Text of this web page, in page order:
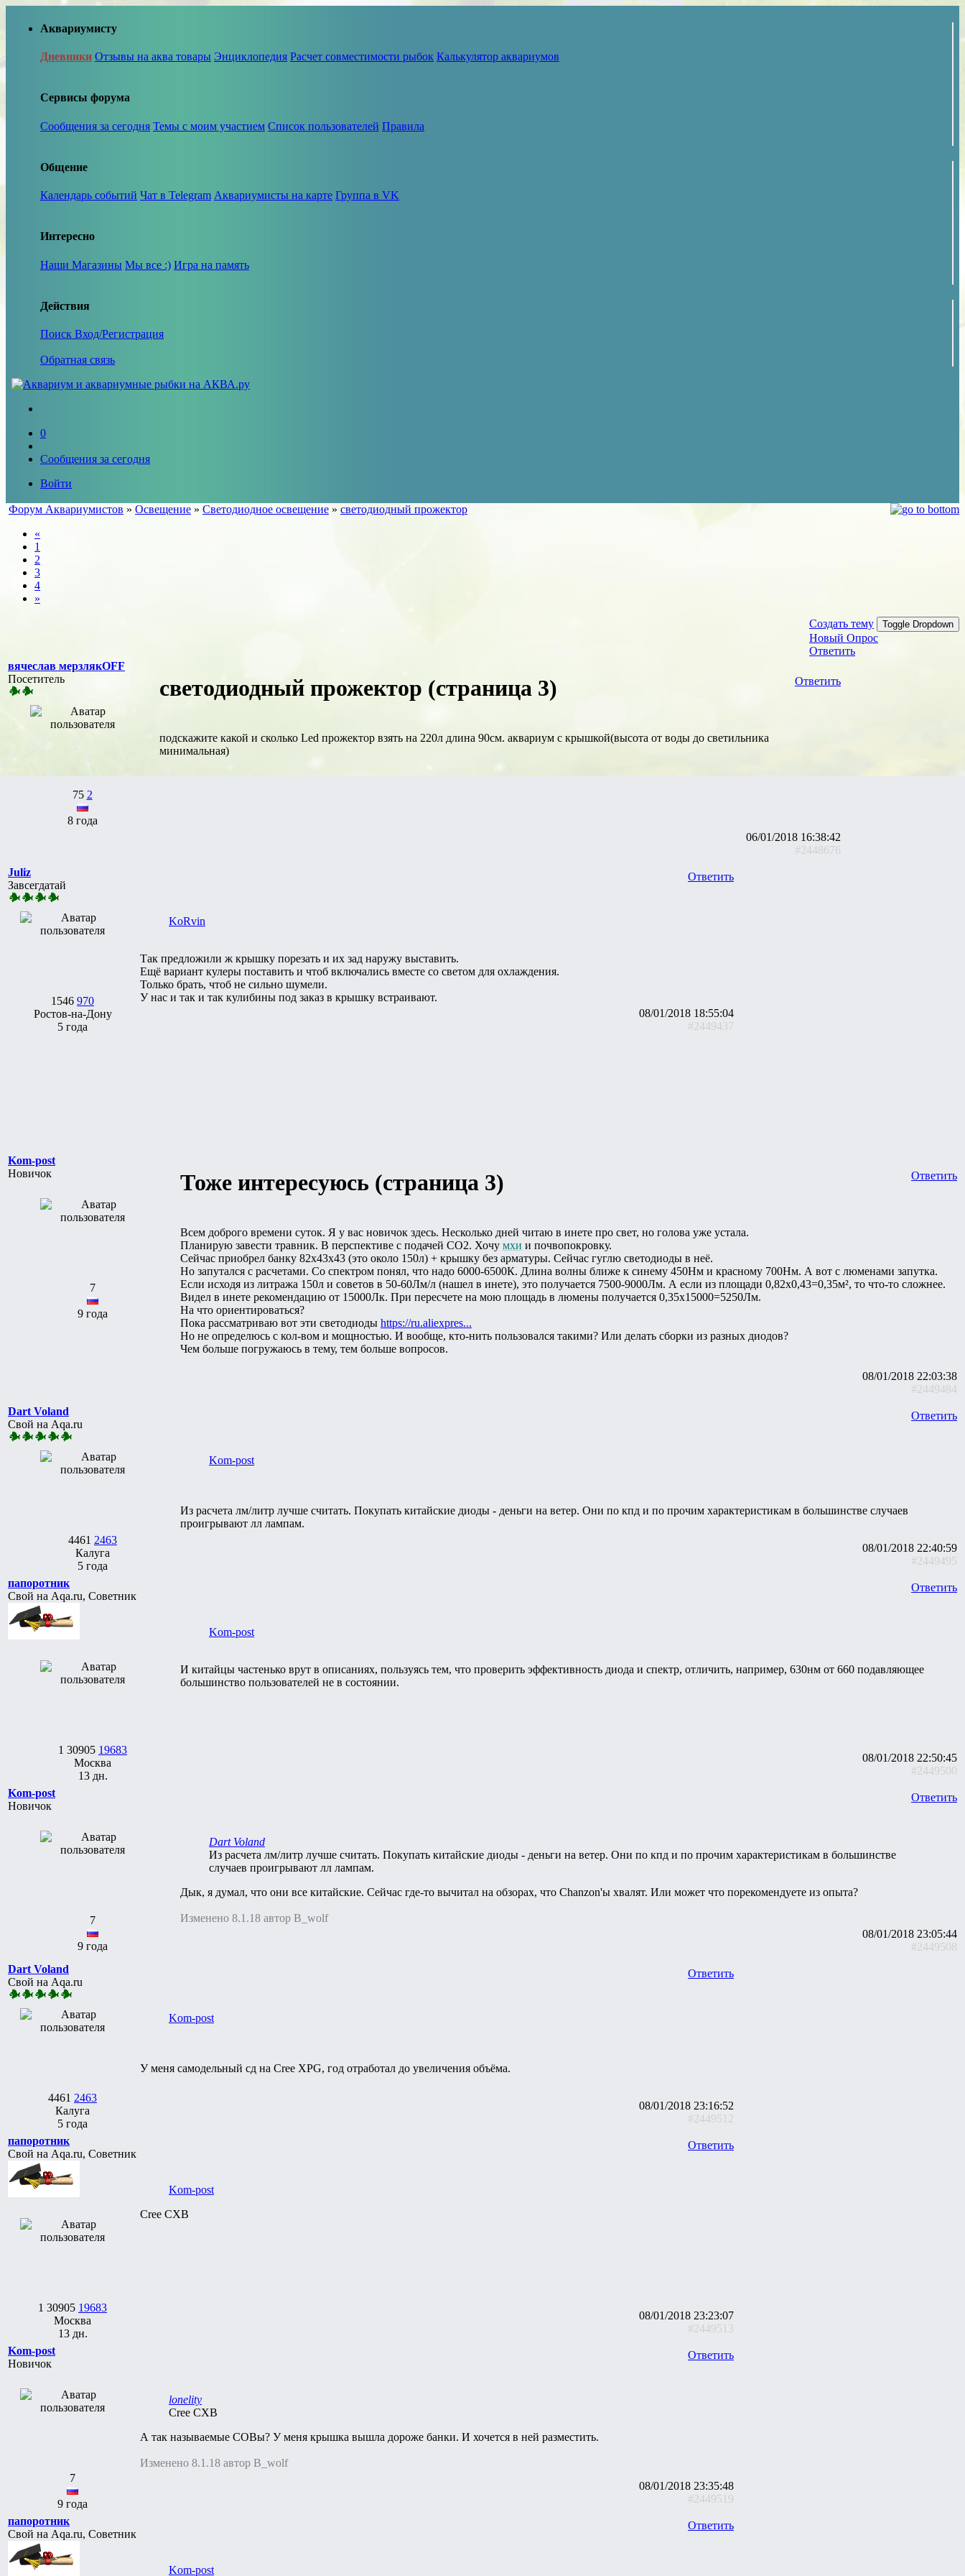
Аквариумисту
Дневники Отзывы на аква товары Энциклопедия Расчет совместимости рыбок Калькулятор аквариумов
Сервисы форума
Сообщения за сегодня Темы с моим участием Список пользователей Правила
Общение
Календарь событий Чат в Telegram Аквариумисты на карте Группа в VK
Интересно
Наши Магазины Мы все :) Игра на память
Действия
Поиск Вход/Регистрация
Обратная связь
0
Сообщения за сегодня
Войти
Форум Аквариумистов » Освещение » Светодиодное освещение » светодиодный прожектор
«
1
2
3
4
»
Создать тему Toggle Dropdown
Новый Опрос
Ответить
вячеслав мерзлякOFF
Посетитель
75 2
8 года
Ответить
светодиодный прожектор (страница 3)
подскажите какой и сколько Led прожектор взять на 220л длина 90см. аквариум с крышкой(высота от воды до светильника
минимальная)
06/01/2018 16:38:42
#2448676
Juliz
Завсегдатай
1546 970
Ростов-на-Дону
5 года
Ответить
KoRvin
Так предложили ж крышку порезать и их зад наружу выставить.
Ещё вариант кулеры поставить и чтоб включались вместе со светом для охлаждения.
Только брать, чтоб не сильно шумели.
У нас и так и так кулибины под заказ в крышку встраивают.
08/01/2018 18:55:04
#2449437
Kom-post
Новичок
7
9 года
Ответить
Тоже интересуюсь (страница 3)
Всем доброго времени суток. Я у вас новичок здесь. Несколько дней читаю в инете про свет, но голова уже устала.
Планирую завести травник. В перспективе с подачей СО2. Хочу мхи и почвопокровку.
Сейчас приобрел банку 82х43х43 (это около 150л) + крышку без арматуры. Сейчас гуглю светодиоды в неё.
Но запутался с расчетами. Со спектром понял, что надо 6000-6500К. Длина волны ближе к синему 450Нм и красному 700Нм. А вот с люменами запутка.
Если исходя из литража 150л и советов в 50-60Лм/л (нашел в инете), это получается 7500-9000Лм. А если из площади 0,82х0,43=0,35м², то что-то сложнее.
Видел в инете рекомендацию от 15000Лк. При пересчете на мою площадь в люмены получается 0,35х15000=5250Лм.
На что ориентироваться?
Пока рассматриваю вот эти светодиоды https://ru.aliexpres...
Но не определюсь с кол-вом и мощностью. И вообще, кто-нить пользовался такими? Или делать сборки из разных диодов?
Чем больше погружаюсь в тему, тем больше вопросов.
08/01/2018 22:03:38
#2449484
Dart Voland
Свой на Aqa.ru
4461 2463
Калуга
5 года
Ответить
Kom-post
Из расчета лм/литр лучше считать. Покупать китайские диоды - деньги на ветер. Они по кпд и по прочим характеристикам в большинстве случаев
проигрывают лл лампам.
08/01/2018 22:40:59
#2449495
папоротник
Свой на Aqa.ru, Советник
1 30905 19683
Москва
13 дн.
Ответить
Kom-post
И китайцы частенько врут в описаниях, пользуясь тем, что проверить эффективность диода и спектр, отличить, например, 630нм от 660 подавляющее
большинство пользователей не в состоянии.
08/01/2018 22:50:45
#2449500
Kom-post
Новичок
7
9 года
Ответить
Dart Voland
Из расчета лм/литр лучше считать. Покупать китайские диоды - деньги на ветер. Они по кпд и по прочим характеристикам в большинстве
случаев проигрывают лл лампам.
Дык, я думал, что они все китайские. Сейчас где-то вычитал на обзорах, что Chanzon'ы хвалят. Или может что порекомендуете из опыта?
Изменено 8.1.18 автор B_wolf
08/01/2018 23:05:44
#2449508
Dart Voland
Свой на Aqa.ru
4461 2463
Калуга
5 года
Ответить
Kom-post
У меня самодельный сд на Cree XPG, год отработал до увеличения объёма.
08/01/2018 23:16:52
#2449512
папоротник
Свой на Aqa.ru, Советник
1 30905 19683
Москва
13 дн.
Ответить
Kom-post
Cree CXB
08/01/2018 23:23:07
#2449513
Kom-post
Новичок
7
9 года
Ответить
lonelity
Cree CXB
А так называемые СОВы? У меня крышка вышла дороже банки. И хочется в ней разместить.
Изменено 8.1.18 автор B_wolf
08/01/2018 23:35:48
#2449519
папоротник
Свой на Aqa.ru, Советник
Ответить
Kom-post